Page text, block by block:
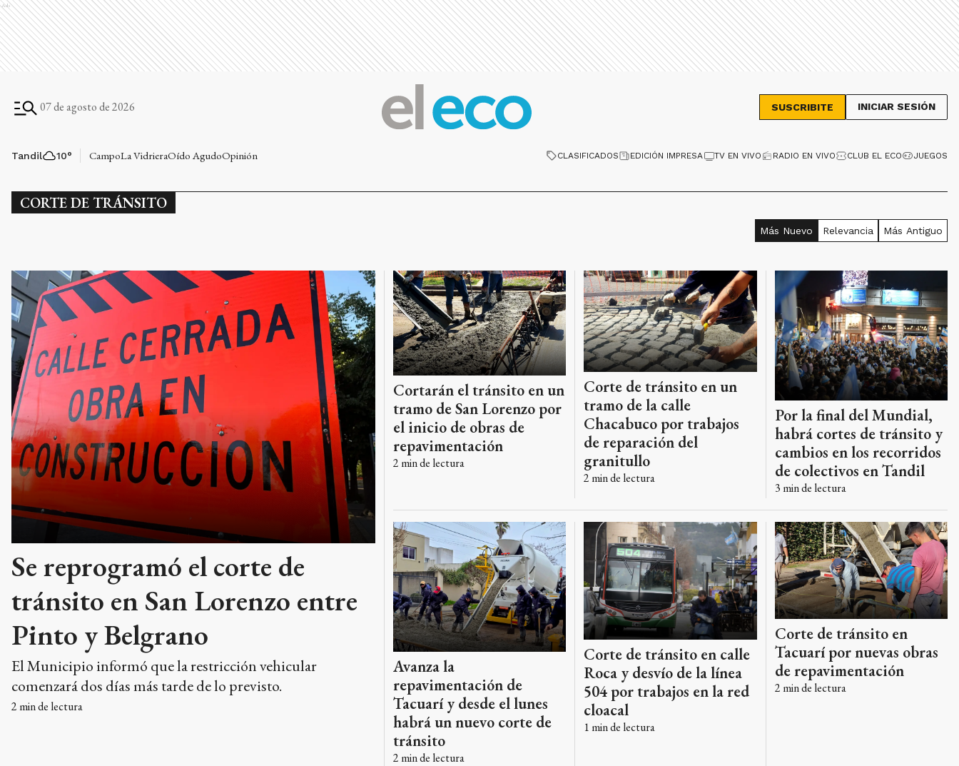
Ads
07 de agosto de 2026 SUSCRIBITE INICIAR SESIÓN
Tandil 10° CampoLa VidrieraOído AgudoOpinión CLASIFICADOS EDICIÓN IMPRESA TV EN VIVO RADIO EN VIVO CLUB EL ECO JUEGOS
CORTE DE TRÁNSITO
Más Nuevo Relevancia Más Antiguo
Se reprogramó el corte de
tránsito en San Lorenzo entre
Pinto y Belgrano
El Municipio informó que la restricción vehicular
comenzará dos días más tarde de lo previsto.
2 min de lectura
Cortarán el tránsito en un
tramo de San Lorenzo por
el inicio de obras de
repavimentación
2 min de lectura
Corte de tránsito en un
tramo de la calle
Chacabuco por trabajos
de reparación del
granitullo
2 min de lectura
Por la final del Mundial,
habrá cortes de tránsito y
cambios en los recorridos
de colectivos en Tandil
3 min de lectura
Avanza la
repavimentación de
Tacuarí y desde el lunes
habrá un nuevo corte de
tránsito
2 min de lectura
Corte de tránsito en calle
Roca y desvío de la línea
504 por trabajos en la red
cloacal
1 min de lectura
Corte de tránsito en
Tacuarí por nuevas obras
de repavimentación
2 min de lectura